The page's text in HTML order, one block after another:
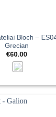
Bloch –
Grecian
€60.00